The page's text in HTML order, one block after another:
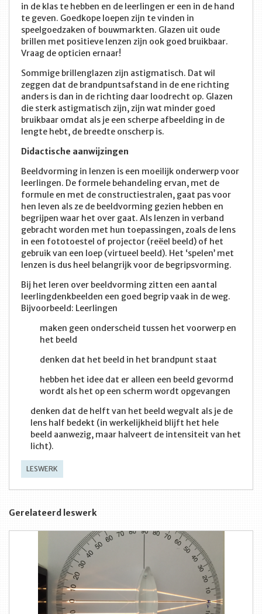
in de klas te hebben en de leerlingen er een in de hand
te geven. Goedkope loepen zijn te vinden in
speelgoedzaken of bouwmarkten. Glazen uit oude
brillen met positieve lenzen zijn ook goed bruikbaar.
Vraag de opticien ernaar!
Sommige brillenglazen zijn astigmatisch. Dat wil
zeggen dat de brandpuntsafstand in de ene richting
anders is dan in de richting daar loodrecht op. Glazen
die sterk astigmatisch zijn, zijn wat minder goed
bruikbaar omdat als je een scherpe afbeelding in de
lengte hebt, de breedte onscherp is.
Didactische aanwijzingen
Beeldvorming in lenzen is een moeilijk onderwerp voor
leerlingen. De formele behandeling ervan, met de
formule en met de constructiestralen, gaat pas voor
hen leven als ze de beeldvorming gezien hebben en
begrijpen waar het over gaat. Als lenzen in verband
gebracht worden met hun toepassingen, zoals de lens
in een fototoestel of projector (reëel beeld) of het
gebruik van een loep (virtueel beeld). Het ‘spelen’ met
lenzen is dus heel belangrijk voor de begripsvorming.
Bij het leren over beeldvorming zitten een aantal
leerlingdenkbeelden een goed begrip vaak in de weg.
Bijvoorbeeld: Leerlingen
maken geen onderscheid tussen het voorwerp en
het beeld
denken dat het beeld in het brandpunt staat
hebben het idee dat er alleen een beeld gevormd
wordt als het op een scherm wordt opgevangen
denken dat de helft van het beeld wegvalt als je de
lens half bedekt (in werkelijkheid blijft het hele
beeld aanwezig, maar halveert de intensiteit van het
licht).
LESWERK
Gerelateerd leswerk